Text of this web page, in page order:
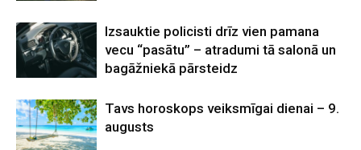
Izsauktie policisti drīz vien pamana
vecu “pasātu” – atradumi tā salonā un
bagāžniekā pārsteidz
Tavs horoskops veiksmīgai dienai – 9.
augusts